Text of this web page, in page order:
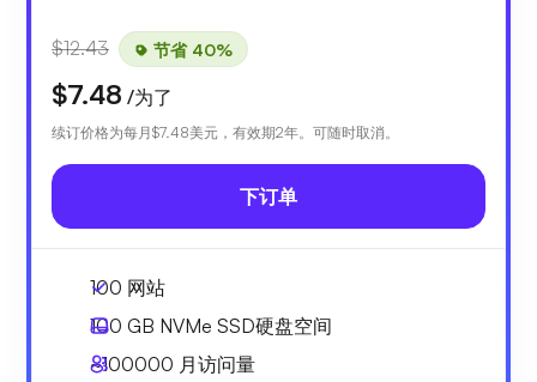
$12.43 节省 40%
$7.48 /为了
续订价格为每月$7.48美元，有效期2年。可随时取消。
下订单
100 网站
100 GB NVMe SSD硬盘空间
~100000 月访问量